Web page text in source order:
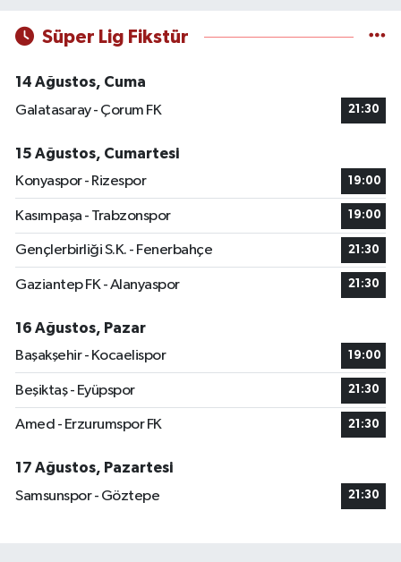
Süper Lig Fikstür
14 Ağustos, Cuma
Galatasaray - Çorum FK
21:30
15 Ağustos, Cumartesi
Konyaspor - Rizespor
19:00
Kasımpaşa - Trabzonspor 19:00
Gençlerbirliği S.K. - Fenerbahçe 21:30
Gaziantep FK - Alanyaspor 21:30
16 Ağustos, Pazar
Başakşehir - Kocaelispor
19:00
Beşiktaş - Eyüpspor 21:30
Amed - Erzurumspor FK 21:30
17 Ağustos, Pazartesi
Samsunspor - Göztepe
21:30